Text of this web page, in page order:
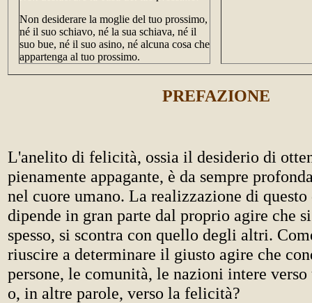
Non desiderare la moglie del tuo prossimo,
né il suo schiavo, né la sua schiava, né il
suo bue, né il suo asino, né alcuna cosa che
appartenga al tuo prossimo.
PREFAZIONE
L'anelito di felicità, ossia il desiderio di
pienamente appagante, è da sempre
nel cuore umano. La realizzazione di questo
dipende in gran parte dal proprio agire che
spesso, si scontra con quello degli altri.
riuscire a determinare il giusto agire che
persone, le comunità, le nazioni intere
o, in altre parole, verso la felicità?